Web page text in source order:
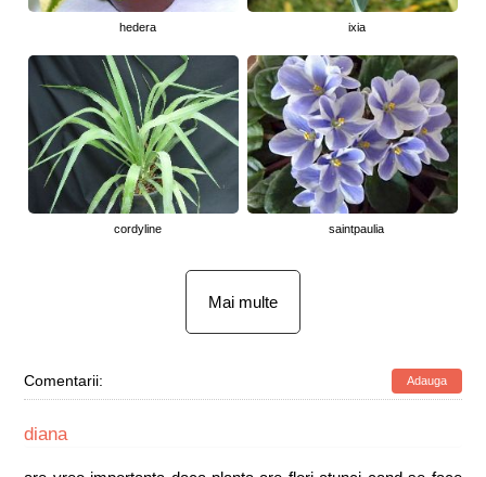
hedera ixia
cordyline saintpaulia
Mai multe
Comentarii: Adauga
diana